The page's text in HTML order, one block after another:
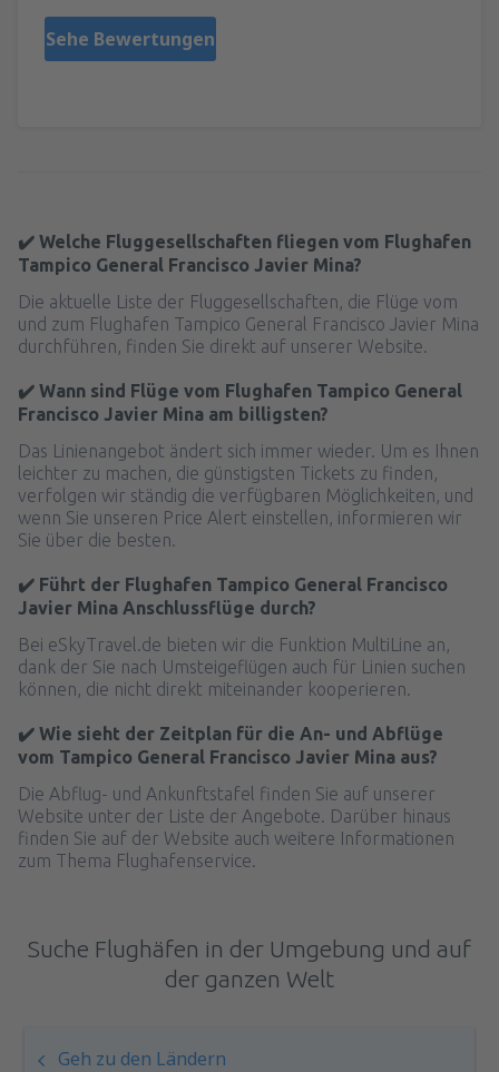
Sehe Bewertungen
✔️ Welche Fluggesellschaften fliegen vom Flughafen
Tampico General Francisco Javier Mina?
Die aktuelle Liste der Fluggesellschaften, die Flüge vom
und zum Flughafen Tampico General Francisco Javier Mina
durchführen, finden Sie direkt auf unserer Website.
✔️ Wann sind Flüge vom Flughafen Tampico General
Francisco Javier Mina am billigsten?
Das Linienangebot ändert sich immer wieder. Um es Ihnen
leichter zu machen, die günstigsten Tickets zu finden,
verfolgen wir ständig die verfügbaren Möglichkeiten, und
wenn Sie unseren Price Alert einstellen, informieren wir
Sie über die besten.
✔️ Führt der Flughafen Tampico General Francisco
Javier Mina Anschlussflüge durch?
Bei eSkyTravel.de bieten wir die Funktion MultiLine an,
dank der Sie nach Umsteigeflügen auch für Linien suchen
können, die nicht direkt miteinander kooperieren.
✔️ Wie sieht der Zeitplan für die An- und Abflüge
vom Tampico General Francisco Javier Mina aus?
Die Abflug- und Ankunftstafel finden Sie auf unserer
Website unter der Liste der Angebote. Darüber hinaus
finden Sie auf der Website auch weitere Informationen
zum Thema Flughafenservice.
Suche Flughäfen in der Umgebung und auf
der ganzen Welt
Geh zu den Ländern